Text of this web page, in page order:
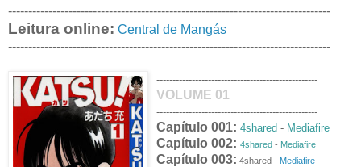
--------------------------------------------------------------------------------
Leitura online: Central de Mangás
--------------------------------------------------------------------------------
--------------------------------------------------
VOLUME 01
--------------------------------------------------
Capítulo 001: 4shared - Mediafire
Capítulo 002: 4shared - Mediafire
Capítulo 003: 4shared - Mediafire